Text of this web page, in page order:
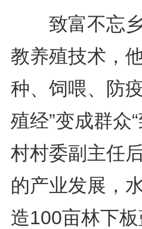
致富不忘乡
教养殖技术，
种、饲喂、防
殖经”变成群众
村村委副主任
的产业发展，
造100亩林下